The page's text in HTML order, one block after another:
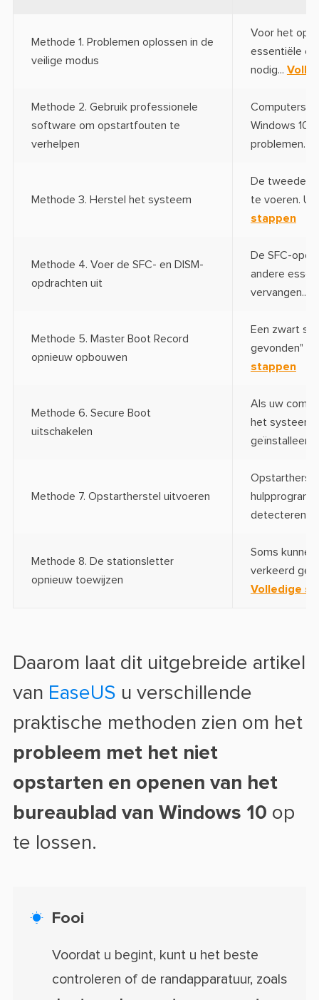
Methode 1. Problemen oplossen in de
veilige modus
Voor het
essentiële
nodig...
Methode 2. Gebruik professionele
software om opstartfouten te
verhelpen
Computers
Windows 10
problemen.
Methode 3. Herstel het systeem
De tweede
te voeren.
stappen
Methode 4. Voer de SFC- en DISM-
opdrachten uit
De SFC-
andere
vervangen...
Methode 5. Master Boot Record
opnieuw opbouwen
Een zwart
gevonden"
stappen
Methode 6. Secure Boot
uitschakelen
Als uw
het systeem
Methode 7. Opstartherstel uitvoeren
detecteren
Methode 8. De stationsletter
opnieuw toewijzen
Soms
verkeerd
Volledige
Daarom laat dit uitgebreide artikel
van EaseUS u verschillende
praktische methoden zien om het
probleem met het niet
opstarten en openen van het
bureaublad van Windows 10 op
te lossen.
 Fooi
Voordat u begint, kunt u het beste
controleren of de randapparatuur, zoals